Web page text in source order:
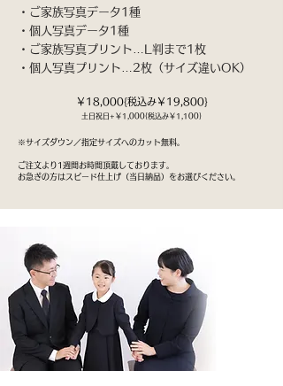
・ご家族写真データ1種
・個人写真データ1種
・ご家族写真プリント…L判まで1枚
​・個人写真プリント…2枚（サイズ違いOK）
￥18,000{税込み￥19,800}
​土日祝日+￥1,000{税込み￥1,100}
※サイズダウン／指定サイズへのカット無料。
​ご注文より1週間お時間頂戴しております。
お急ぎの方はスピード仕上げ（当日納品）をお選びください。